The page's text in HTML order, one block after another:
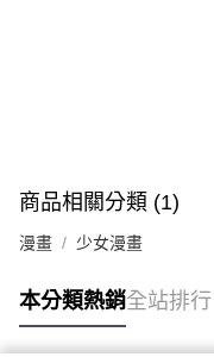
恩沛科技股份有限公司將有
商品相關分類 (1)
漫畫 少女漫畫
本分類熱銷全站排行